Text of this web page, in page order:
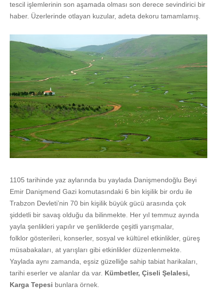
tescil işlemlerinin son aşamada olması son derece sevindirici bir
haber. Üzerlerinde otlayan kuzular, adeta dekoru tamamlamış.
1105 tarihinde yaz aylarında bu yaylada Danişmendoğlu Beyi
Emir Danişmend Gazi komutasındaki 6 bin kişilik bir ordu ile
Trabzon Devleti’nin 70 bin kişilik büyük gücü arasında çok
şiddetli bir savaş olduğu da bilinmekte. Her yıl temmuz ayında
yayla şenlikleri yapılır ve şenliklerde çeşitli yarışmalar,
folklor gösterileri, konserler, sosyal ve kültürel etkinlikler, güreş
müsabakaları, at yarışları gibi etkinlikler düzenlenmekte.
Yaylada aynı zamanda, eşsiz güzelliğe sahip tabiat harikaları,
tarihi eserler ve alanlar da var. Kümbetler, Çiseli Şelalesi,
Karga Tepesi bunlara örnek.